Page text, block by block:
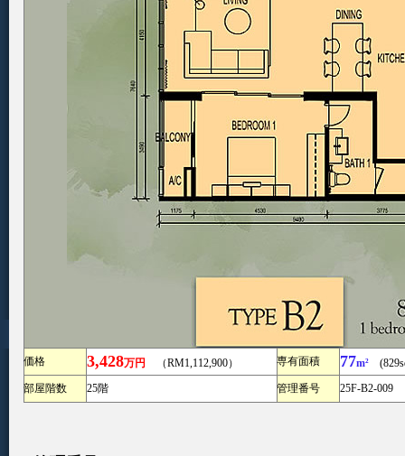
価格 3,428万円 （RM1,112,900） 専有面積 77m²
部屋階数
25階 管理番号 25F-B2-009